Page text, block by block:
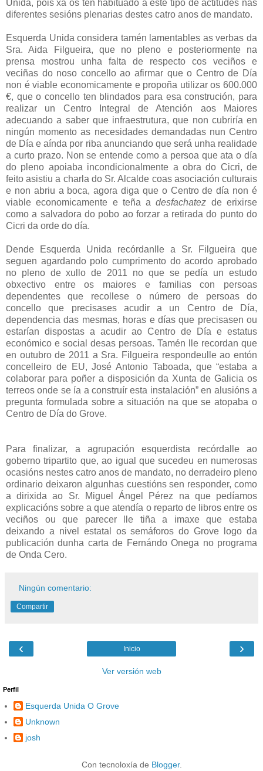
Unida, pois xa os ten habituado a este tipo de actitudes nas
diferentes sesións plenarias destes catro anos de mandato.
Esquerda Unida considera tamén lamentables as verbas da
Sra. Aida Filgueira, que no pleno e posteriormente na
prensa mostrou unha falta de respecto cos veciños e
veciñas do noso concello ao afirmar que o Centro de Día
non é viable economicamente e propoña utilizar os 600.000
€, que o concello ten blindados para esa construción, para
realizar un Centro Integral de Atención aos Maiores
adecuando a saber que infraestrutura, que non cubriría en
ningún momento as necesidades demandadas nun Centro
de Día e aínda por riba anunciando que será unha realidade
a curto prazo. Non se entende como a persoa que ata o día
do pleno apoiaba incondicionalmente a obra do Cicri, de
feito asistiu a charla do Sr. Alcalde coas asociación culturais
e non abriu a boca, agora diga que o Centro de día non é
viable economicamente e teña adesfachatez de erixirse
como a salvadora do pobo ao forzar a retirada do punto do
Cicri da orde do día.
Dende Esquerda Unida recórdanlle a Sr. Filgueira que
seguen agardando polo cumprimento do acordo aprobado
no pleno de xullo de 2011 no que se pedía un estudo
obxectivo entre os maiores e familias con persoas
dependentes que recollese o número de persoas do
concello que precisases acudir a un Centro de Día,
dependencia das mesmas, horas e días que precisasen ou
estarían dispostas a acudir ao Centro de Día e estatus
económico e social desas persoas. Tamén lle recordan que
en outubro de 2011 a Sra. Filgueira respondeulle ao entón
concelleiro de EU, José Antonio Taboada, que “estaba a
colaborar para poñer a disposición da Xunta de Galicia os
terreos onde se ía a construír esta instalación” en alusións a
pregunta formulada sobre a situación na que se atopaba o
Centro de Día do Grove.
Para finalizar, a agrupación esquerdista recórdalle ao
goberno tripartito que, ao igual que sucedeu en numerosas
ocasións nestes catro anos de mandato, no derradeiro pleno
ordinario deixaron algunhas cuestións sen responder, como
a dirixida ao Sr. Miguel Ángel Pérez na que pedíamos
explicacións sobre a que atendía o reparto de libros entre os
veciños ou que parecer lle tiña a imaxe que estaba
deixando a nivel estatal os semáforos do Grove logo da
publicación dunha carta de Fernándo Onega no programa
de Onda Cero.
Ningún comentario:
Compartir
‹ ›
Inicio
Ver versión web
Perfil
Esquerda Unida O Grove
Unknown
josh
Con tecnoloxía de Blogger.